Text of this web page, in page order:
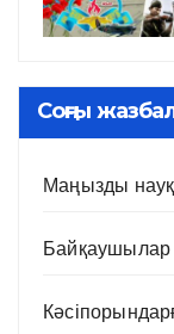
Соңғы
Маңызды
Байқаушылар